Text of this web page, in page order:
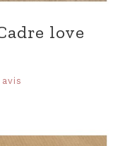
love
avis